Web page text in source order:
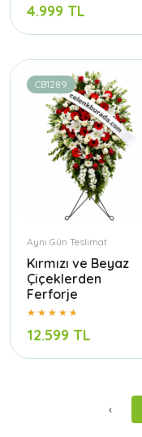
4.999 TL
CB1289
Aynı Gün Teslimat
Kırmızı ve Beyaz
Çiçeklerden
Ferforje
12.599 TL
‹